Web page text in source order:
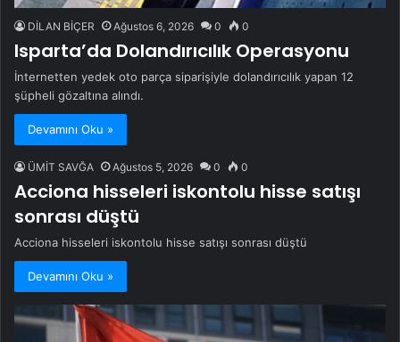
DİLAN BİÇER Ağustos 6, 2026 0 0
Isparta’da Dolandırıcılık Operasyonu
İnternetten yedek oto parça siparişiyle dolandırıcılık yapan 12
şüpheli gözaltına alındı.
Devamını Oku »
ÜMİT SAVĞA Ağustos 5, 2026 0 0
Acciona hisseleri iskontolu hisse satışı
sonrası düştü
Acciona hisseleri iskontolu hisse satışı sonrası düştü
Devamını Oku »